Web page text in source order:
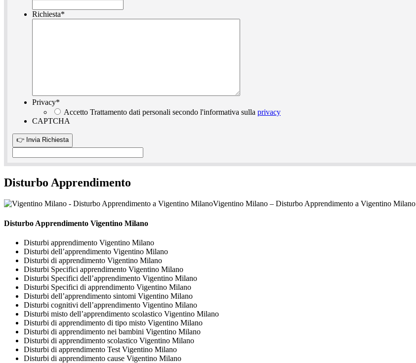
Richiesta*
Privacy*
Accetto Trattamento dati personali secondo l'informativa sulla privacy
CAPTCHA
Disturbo Apprendimento
Vigentino Milano – Disturbo Apprendimento a Vigentino Milano
Disturbo Apprendimento Vigentino Milano
Disturbi apprendimento Vigentino Milano
Disturbi dell’apprendimento Vigentino Milano
Disturbi di apprendimento Vigentino Milano
Disturbi Specifici apprendimento Vigentino Milano
Disturbi Specifici dell’apprendimento Vigentino Milano
Disturbi Specifici di apprendimento Vigentino Milano
Disturbi dell’apprendimento sintomi Vigentino Milano
Disturbi cognitivi dell’apprendimento Vigentino Milano
Disturbi misto dell’apprendimento scolastico Vigentino Milano
Disturbi di apprendimento di tipo misto Vigentino Milano
Disturbi di apprendimento nei bambini Vigentino Milano
Disturbi di apprendimento scolastico Vigentino Milano
Disturbi di apprendimento Test Vigentino Milano
Disturbi di apprendimento cause Vigentino Milano